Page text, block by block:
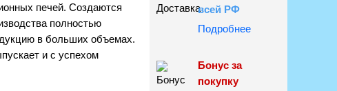
печей. Создаются
полностью
в больших объемах.
и с успехом
всей РФ
Подробнее
Бонус за
покупку